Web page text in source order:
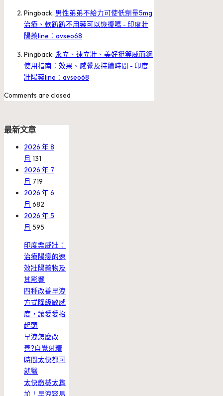
Pingback: 男性弟弟不給力可使低劑量5mg
治療、軟趴趴不用藥可以恢復嗎 - 印度壯
陽藥line：avseo68
Pingback: 永立、速立壯、美好挺等威而鋼
使用指南：效果、感覺及持續時間 - 印度
壯陽藥line：avseo68
Comments are closed
最新文章
2026 年 8
月 131
2026 年 7
月 719
2026 年 6
月 682
2026 年 5
月 595
印度樂威壯：
治療陽痿的速
效壯陽藥物及
其影響
四種改善早洩
方式降級敏感
度，讓愛愛抬
起頭
早洩怎麼改
善?自覺射精
時間太快都可
就醫
太快繳械太尷
尬！早洩容易